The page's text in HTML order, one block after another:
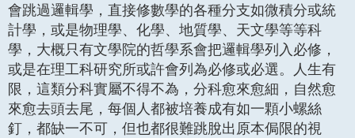
會跳過邏輯學，直接修數學的各種分支如微積分或統
計學，或是物理學、化學、地質學、天文學等等科
學，大概只有文學院的哲學系會把邏輯學列入必修，
或是在理工科研究所或許會列為必修或必選。人生有
限，這類分科實屬不得不為，分科愈來愈細，自然愈
來愈去頭去尾，每個人都被培養成有如一顆小螺絲
釘，都缺一不可，但也都很難跳脫出原本侷限的視